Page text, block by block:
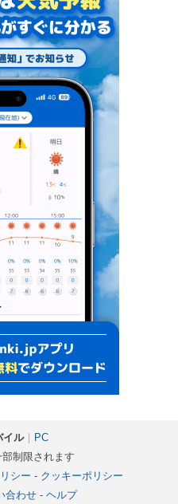
イル｜ PC
制限されます
シー - クッキーポリシー
合わせ- ヘルプ